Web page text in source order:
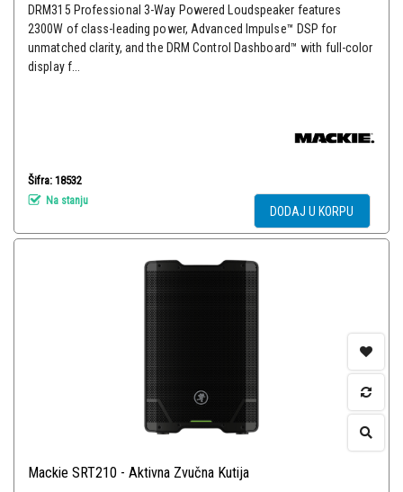
DRM315 Professional 3-Way Powered Loudspeaker features
2300W of class-leading power, Advanced Impulse™ DSP for
unmatched clarity, and the DRM Control Dashboard™ with full-color
display f...
Šifra: 18532
Na stanju
DODAJ U KORPU
Mackie SRT210 - Aktivna Zvučna Kutija